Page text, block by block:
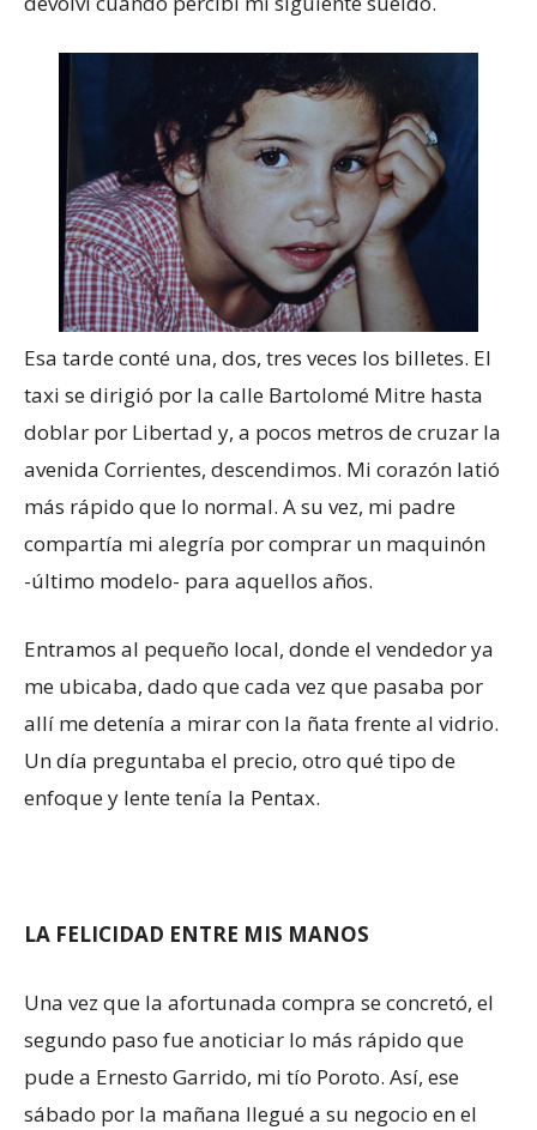
Esa tarde conté una, dos, tres veces los billetes. El
taxi se dirigió por la calle Bartolomé Mitre hasta
doblar por Libertad y, a pocos metros de cruzar la
avenida Corrientes, descendimos. Mi corazón latió
más rápido que lo normal. A su vez, mi padre
compartía mi alegría por comprar un maquinón
-último modelo- para aquellos años.
Entramos al pequeño local, donde el vendedor ya
me ubicaba, dado que cada vez que pasaba por
allí me detenía a mirar con la ñata frente al vidrio.
Un día preguntaba el precio, otro qué tipo de
enfoque y lente tenía la Pentax.
LA FELICIDAD ENTRE MIS MANOS
Una vez que la afortunada compra se concretó, el
segundo paso fue anoticiar lo más rápido que
pude a Ernesto Garrido, mi tío Poroto. Así, ese
sábado por la mañana llegué a su negocio en el